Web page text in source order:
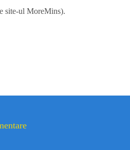
site-ul MoreMins).